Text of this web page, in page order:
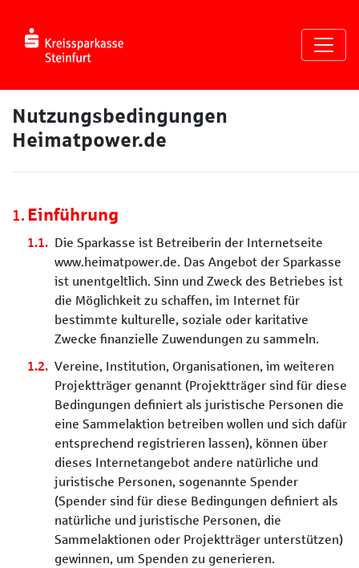
Nutzungsbedingungen
Heimatpower.de
Einführung
Die Sparkasse ist Betreiberin der Internetseite
www.heimatpower.de. Das Angebot der Sparkasse
ist unentgeltlich. Sinn und Zweck des Betriebes ist
die Möglichkeit zu schaffen, im Internet für
bestimmte kulturelle, soziale oder karitative
Zwecke finanzielle Zuwendungen zu sammeln.
Vereine, Institution, Organisationen, im weiteren
Projektträger genannt (Projektträger sind für diese
Bedingungen definiert als juristische Personen die
eine Sammelaktion betreiben wollen und sich dafür
entsprechend registrieren lassen), können über
dieses Internetangebot andere natürliche und
juristische Personen, sogenannte Spender
(Spender sind für diese Bedingungen definiert als
natürliche und juristische Personen, die
Sammelaktionen oder Projektträger unterstützen)
gewinnen, um Spenden zu generieren.